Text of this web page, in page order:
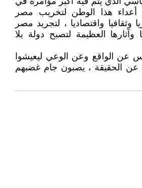
أعداء هذا الوطن لتخريب مصر
وثقافيا واقتصاديا ، لتجريد مصر
العظيمة لتصبح دولة بلا
عن الواقع وعن الوعي ليعيشوا
عن الحقيقة ، يصبون جام غضبهم